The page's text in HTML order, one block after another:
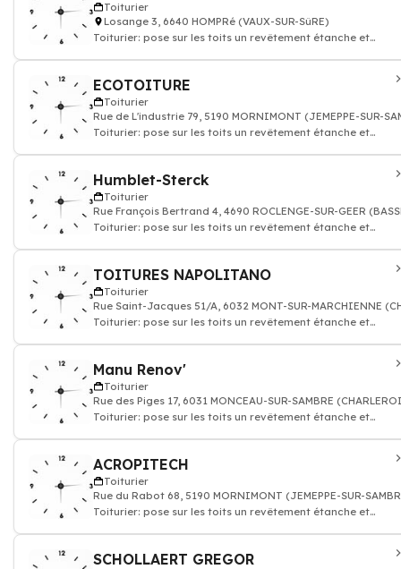
Toiturier
Losange 3, 6640 HOMPRé (VAUX-SUR-SûRE)
Toiturier: pose sur les toits un revêtement étanche et
ECOTOITURE
Toiturier
Rue de L'industrie 79, 5190 MORNIMONT (JEMEPPE-SUR-
Toiturier: pose sur les toits un revêtement étanche et
Humblet-Sterck
Toiturier
Rue François Bertrand 4, 4690 ROCLENGE-SUR-GEER
Toiturier: pose sur les toits un revêtement étanche et
TOITURES NAPOLITANO
Toiturier
Rue Saint-Jacques 51/A, 6032 MONT-SUR-MARCHIENNE
Toiturier: pose sur les toits un revêtement étanche et
Manu Renov'
Toiturier
Rue des Piges 17, 6031 MONCEAU-SUR-SAMBRE
Toiturier: pose sur les toits un revêtement étanche et
ACROPITECH
Toiturier
Rue du Rabot 68, 5190 MORNIMONT (JEMEPPE-SUR-
Toiturier: pose sur les toits un revêtement étanche et
SCHOLLAERT GREGOR